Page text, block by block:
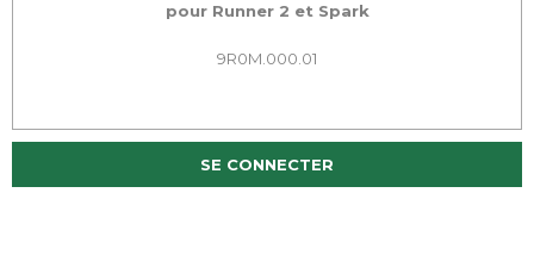
pour Runner 2 et Spark
9R0M.000.01
SE CONNECTER